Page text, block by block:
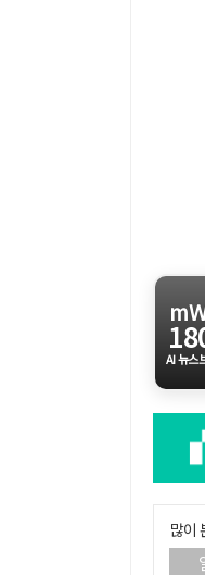
AI 뉴스
많이